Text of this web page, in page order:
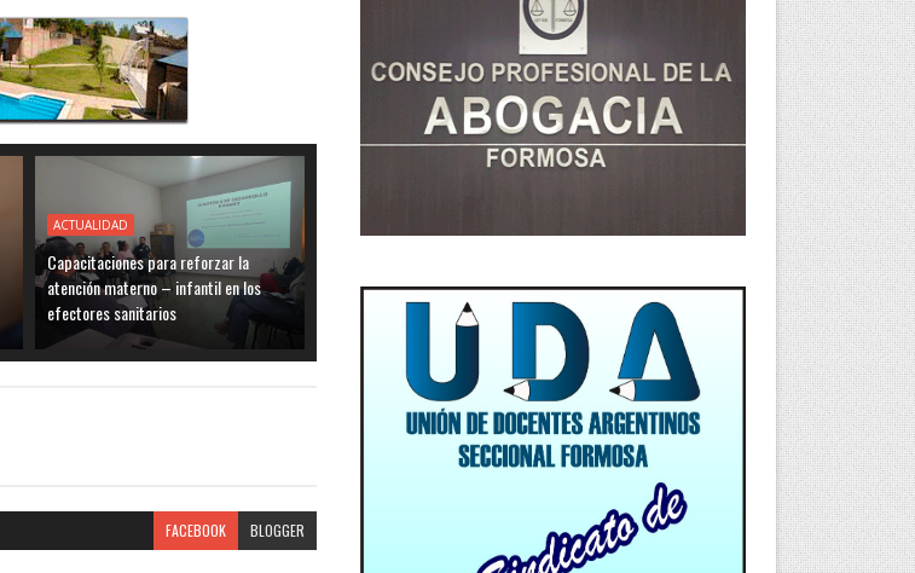
ACTUALIDAD
Capacitaciones para reforzar la
atención materno – infantil en los
efectores sanitarios
FACEBOOK BLOGGER